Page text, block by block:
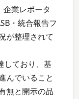
企業レポータ
・統合報告フ
が整理されて
しており、基
んでいること
無と開示の品